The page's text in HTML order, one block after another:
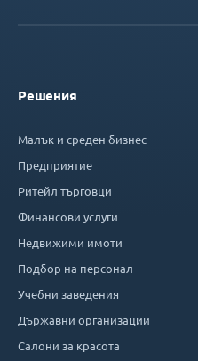
Решения
Малък и среден бизнес
Предприятие
Ритейл търговци
Финансови услуги
Недвижими имоти
Подбор на персонал
Учебни заведения
Държавни организации
Салони за красота